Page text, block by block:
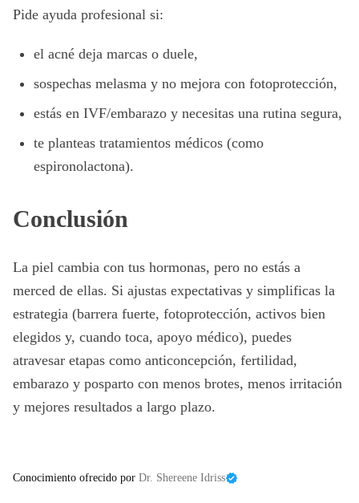
Pide ayuda profesional si:
el acné deja marcas o duele,
sospechas melasma y no mejora con fotoprotección,
estás en IVF/embarazo y necesitas una rutina segura,
te planteas tratamientos médicos (como
espironolactona).
Conclusión
La piel cambia con tus hormonas, pero no estás a
merced de ellas. Si ajustas expectativas y simplificas la
estrategia (barrera fuerte, fotoprotección, activos bien
elegidos y, cuando toca, apoyo médico), puedes
atravesar etapas como anticoncepción, fertilidad,
embarazo y posparto con menos brotes, menos irritación
y mejores resultados a largo plazo.
Conocimiento ofrecido por Dr. Shereene Idriss